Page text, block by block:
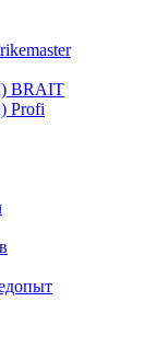
BRAIT
Profi